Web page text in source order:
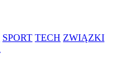
SPORT TECH ZWIĄZKI